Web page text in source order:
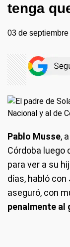
tenga
03 de
Pablo Musse,
Córdoba luego
para ver a su
días, habló con
aseguró, con
penalmente al